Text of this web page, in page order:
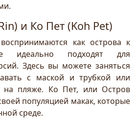
и Ко Пет (Koh Pet)
как острова к
идеально подходят для
Здесь вы можете заняться
с маской и трубкой или
на пляже. Ко Пет, или Остров
популяцией макак, которые
среде.